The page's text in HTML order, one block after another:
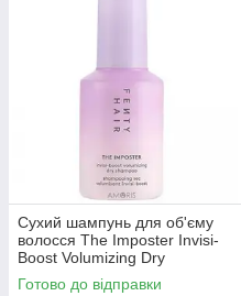
Сухий шампунь для об'єму
волосся The Imposter Invisi-
Boost Volumizing Dry
Shampoo Powder
Готово до відправки